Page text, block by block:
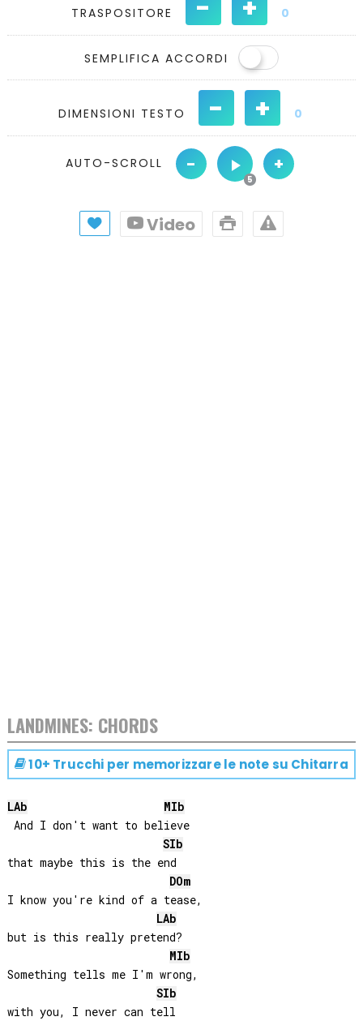
TRASPOSITORE - + 0
SEMPLIFICA ACCORDI
DIMENSIONI TESTO - + 0
AUTO-SCROLL - +
Video
LANDMINES: CHORDS
10+ Trucchi per memorizzare le note su Chitarra
LAb
MIb
And I don't want to believe
SIb
that maybe this is the end
DOm
I know you're kind of a tease,
LAb
but is this really pretend?
MIb
Something tells me I'm wrong,
SIb
with you, I never can tell